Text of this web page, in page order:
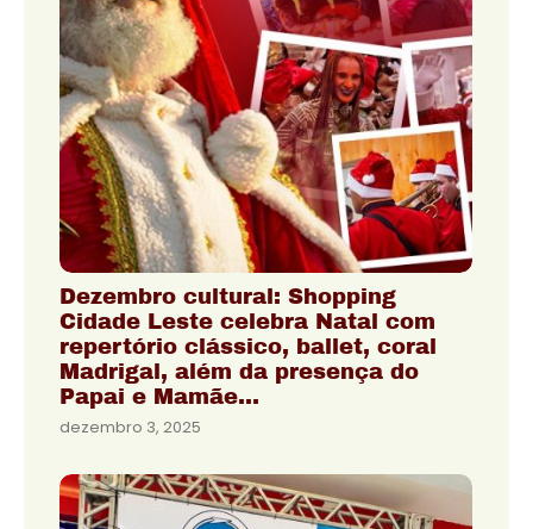
Dezembro cultural: Shopping
Cidade Leste celebra Natal com
repertório clássico, ballet, coral
Madrigal, além da presença do
Papai e Mamãe…
dezembro 3, 2025